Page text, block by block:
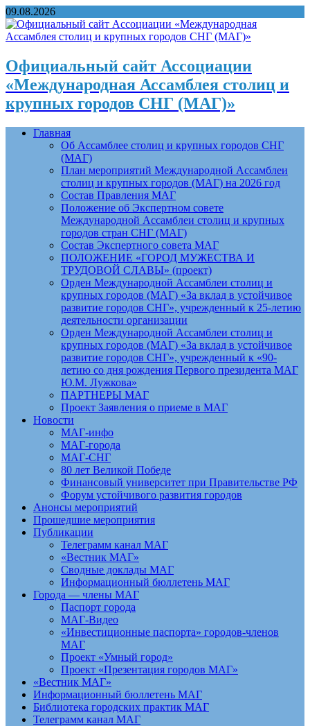
09.08.2026
Официальный сайт Ассоциации
«Международная Ассамблея столиц и
крупных городов СНГ (МАГ)»
Главная
Об Ассамблее столиц и крупных городов СНГ
(МАГ)
План мероприятий Международной Ассамблеи
столиц и крупных городов (МАГ) на 2026 год
Состав Правления МАГ
Положение об Экспертном совете
Международной Ассамблеи столиц и крупных
городов стран СНГ (МАГ)
Состав Экспертного совета МАГ
ПОЛОЖЕНИЕ «ГОРОД МУЖЕСТВА И
ТРУДОВОЙ СЛАВЫ» (проект)
Орден Международной Ассамблеи столиц и
крупных городов (МАГ) «За вклад в устойчивое
развитие городов СНГ», учрежденный к 25-летию
деятельности организации
Орден Международной Ассамблеи столиц и
крупных городов (МАГ) «За вклад в устойчивое
развитие городов СНГ», учрежденный к «90-
летию со дня рождения Первого президента МАГ
Ю.М. Лужкова»
ПАРТНЕРЫ МАГ
Проект Заявления о приеме в МАГ
Новости
МАГ-инфо
МАГ-города
МАГ-СНГ
80 лет Великой Победе
Финансовый университет при Правительстве РФ
Форум устойчивого развития городов
Анонсы мероприятий
Прошедшие мероприятия
Публикации
Телеграмм канал МАГ
«Вестник МАГ»
Сводные доклады МАГ
Информационный бюллетень МАГ
Города — члены МАГ
Паспорт города
МАГ-Видео
«Инвестиционные паспорта» городов-членов
МАГ
Проект «Умный город»
Проект «Презентация городов МАГ»
«Вестник МАГ»
Информационный бюллетень МАГ
Библиотека городских практик МАГ
Телеграмм канал МАГ